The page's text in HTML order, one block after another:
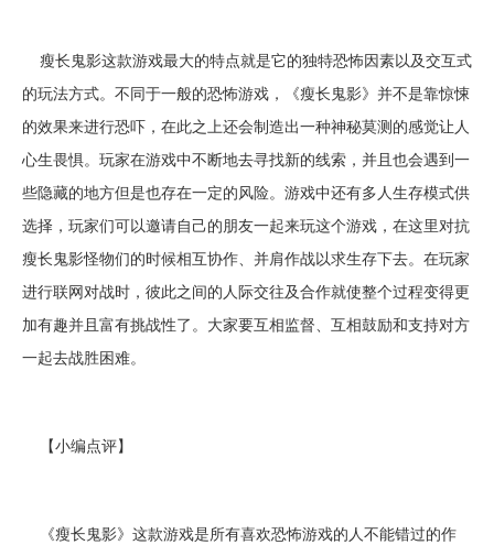
瘦长鬼影这款游戏最大的特点就是它的独特恐怖因素以及交互式
的玩法方式。不同于一般的恐怖游戏，《瘦长鬼影》并不是靠惊悚
的效果来进行恐吓，在此之上还会制造出一种神秘莫测的感觉让人
心生畏惧。玩家在游戏中不断地去寻找新的线索，并且也会遇到一
些隐藏的地方但是也存在一定的风险。游戏中还有多人生存模式供
选择，玩家们可以邀请自己的朋友一起来玩这个游戏，在这里对抗
瘦长鬼影怪物们的时候相互协作、并肩作战以求生存下去。在玩家
进行联网对战时，彼此之间的人际交往及合作就使整个过程变得更
加有趣并且富有挑战性了。大家要互相监督、互相鼓励和支持对方
一起去战胜困难。
【小编点评】
《瘦长鬼影》这款游戏是所有喜欢恐怖游戏的人不能错过的作